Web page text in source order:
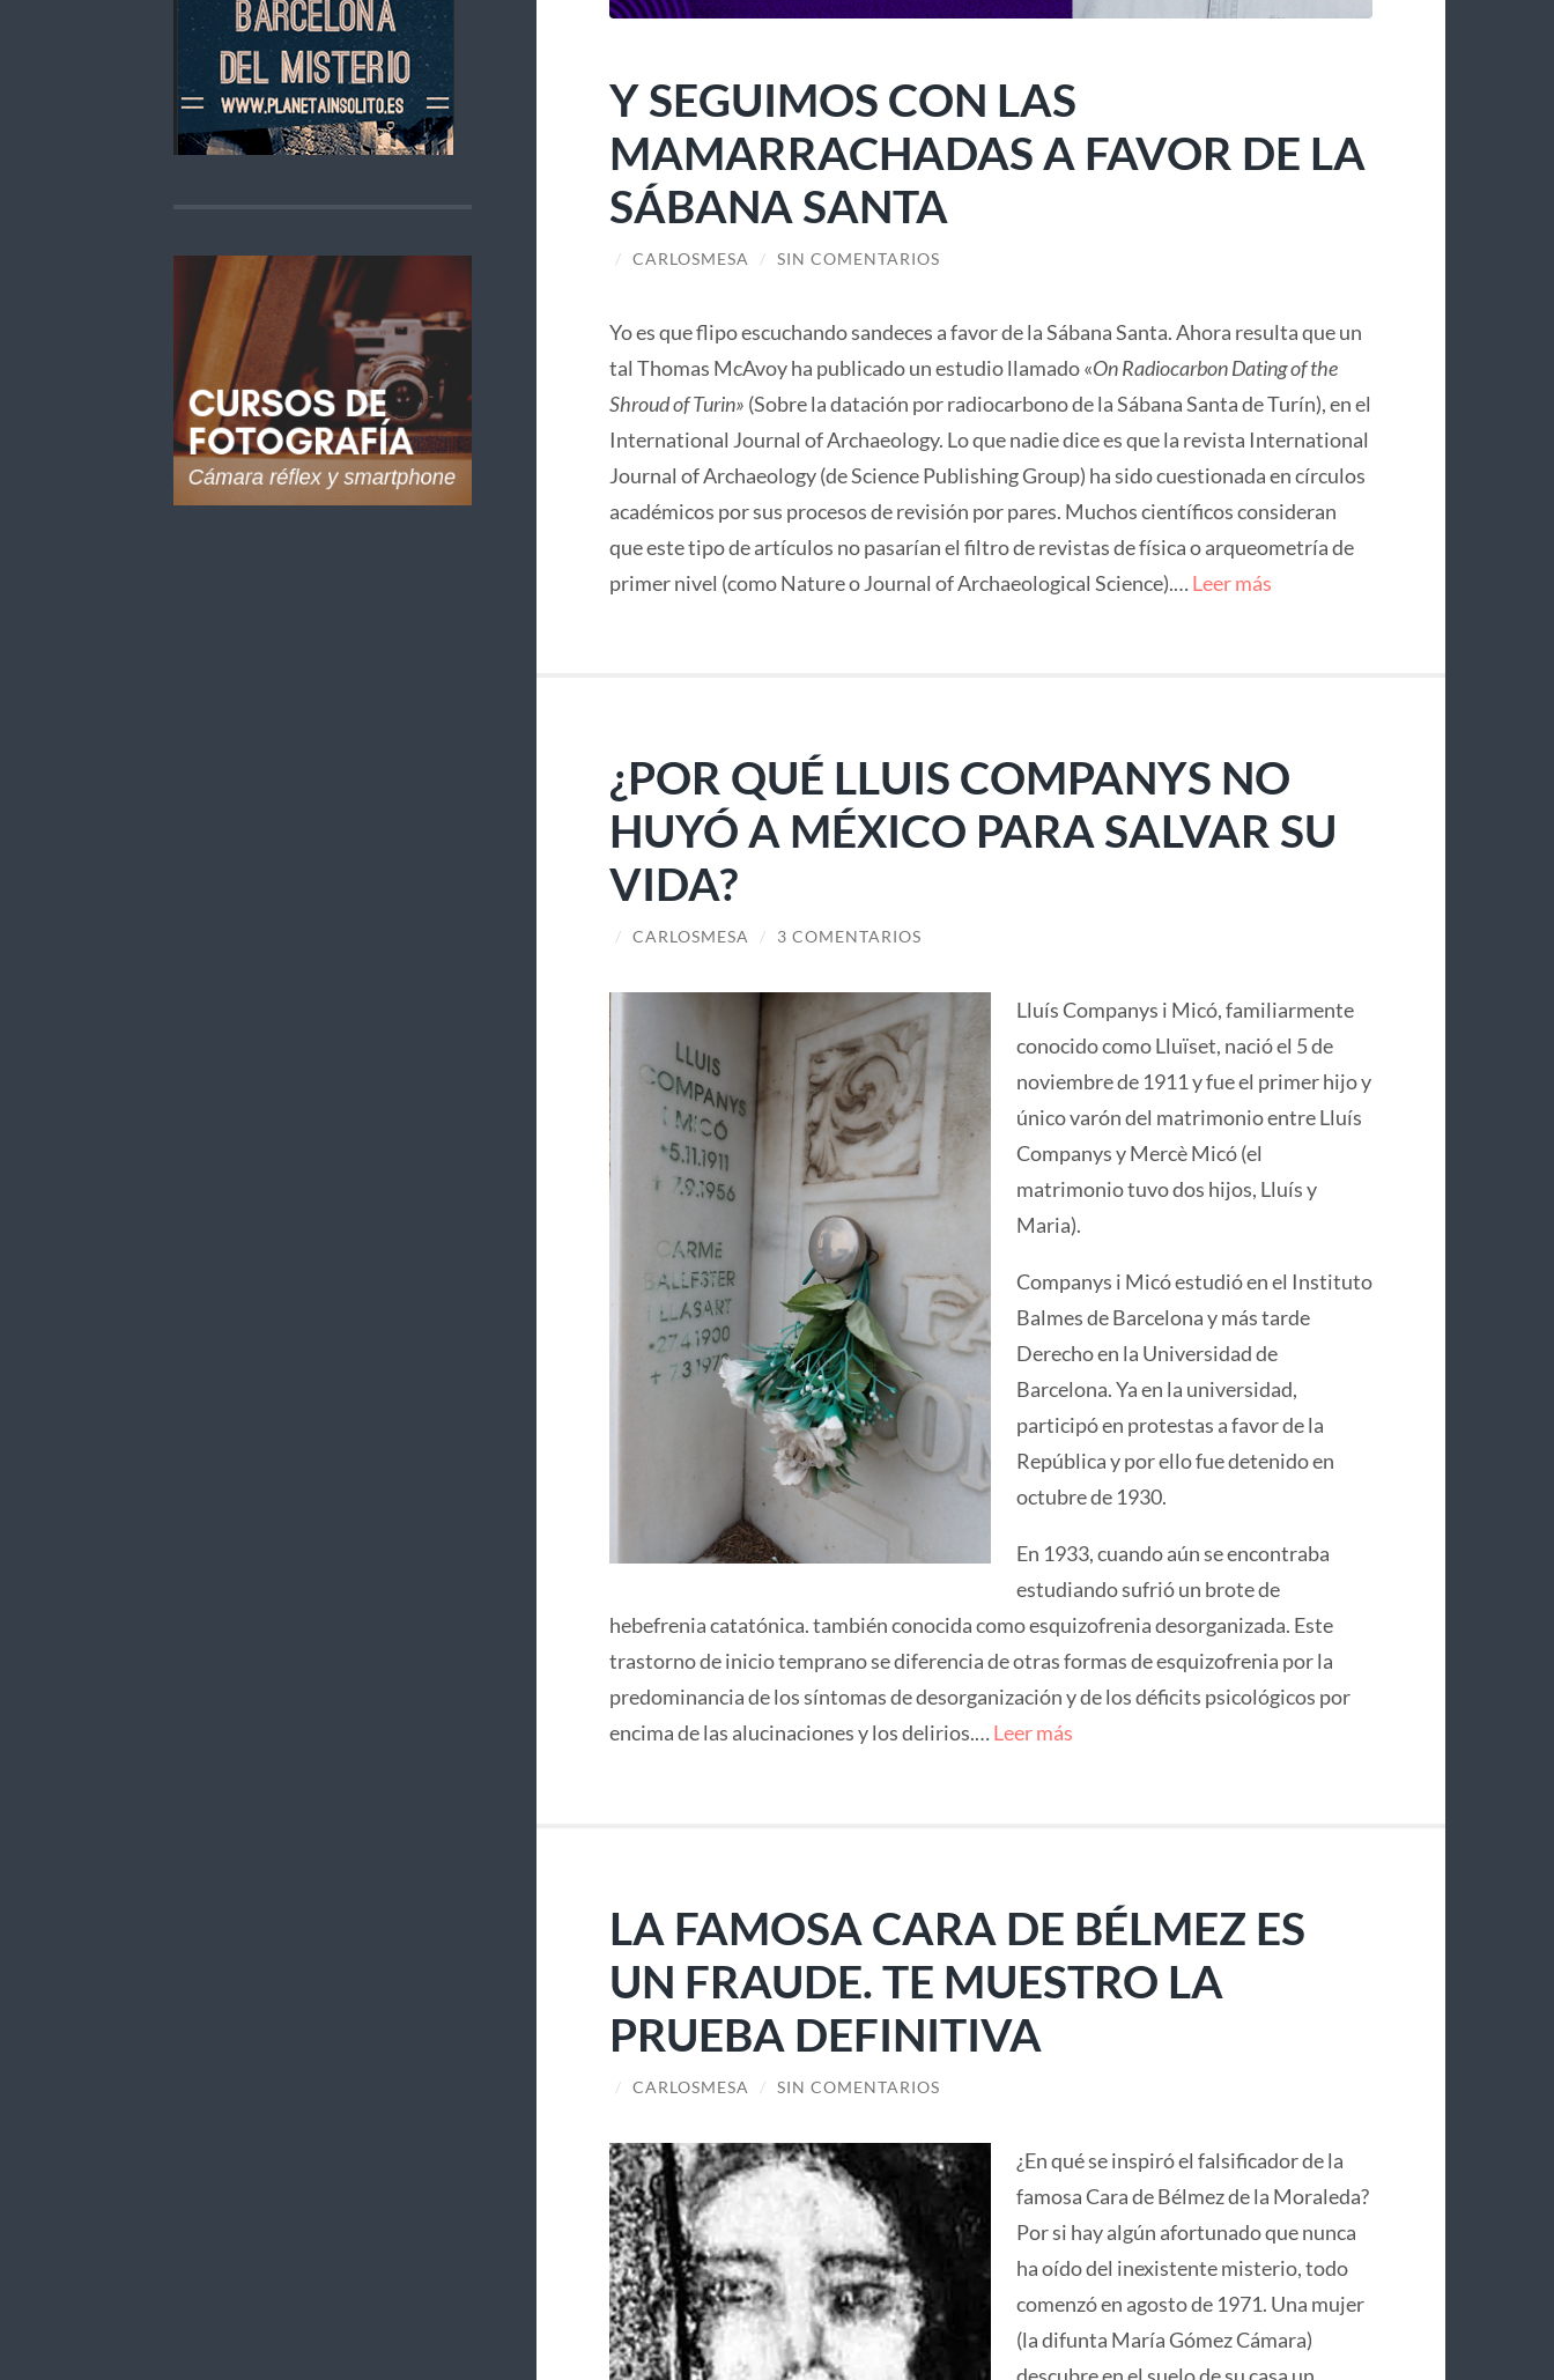
Y SEGUIMOS CON LAS
MAMARRACHADAS A FAVOR DE LA
SÁBANA SANTA
/ CARLOSMESA / SIN COMENTARIOS
Yo es que flipo escuchando sandeces a favor de la Sábana Santa. Ahora resulta que un
tal Thomas McAvoy ha publicado un estudio llamado «On Radiocarbon Dating of the
Shroud of Turin» (Sobre la datación por radiocarbono de la Sábana Santa de Turín), en el
International Journal of Archaeology. Lo que nadie dice es que la revista International
Journal of Archaeology (de Science Publishing Group) ha sido cuestionada en círculos
académicos por sus procesos de revisión por pares. Muchos científicos consideran
que este tipo de artículos no pasarían el filtro de revistas de física o arqueometría de
primer nivel (como Nature o Journal of Archaeological Science).…Leer más
¿POR QUÉ LLUIS COMPANYS NO
HUYÓ A MÉXICO PARA SALVAR SU
VIDA?
/ CARLOSMESA / 3 COMENTARIOS
Lluís Companys i Micó, familiarmente
conocido como Lluïset, nació el 5 de
noviembre de 1911 y fue el primer hijo y
único varón del matrimonio entre Lluís
Companys y Mercè Micó (el
matrimonio tuvo dos hijos, Lluís y
Maria).
Companys i Micó estudió en el Instituto
Balmes de Barcelona y más tarde
Derecho en la Universidad de
Barcelona. Ya en la universidad,
participó en protestas a favor de la
República y por ello fue detenido en
octubre de 1930.
En 1933, cuando aún se encontraba
estudiando sufrió un brote de
hebefrenia catatónica. también conocida como esquizofrenia desorganizada. Este
trastorno de inicio temprano se diferencia de otras formas de esquizofrenia por la
predominancia de los síntomas de desorganización y de los déficits psicológicos por
encima de las alucinaciones y los delirios.…Leer más
LA FAMOSA CARA DE BÉLMEZ ES
UN FRAUDE. TE MUESTRO LA
PRUEBA DEFINITIVA
/ CARLOSMESA / SIN COMENTARIOS
¿En qué se inspiró el falsificador de la
famosa Cara de Bélmez de la Moraleda?
Por si hay algún afortunado que nunca
ha oído del inexistente misterio, todo
comenzó en agosto de 1971. Una mujer
(la difunta María Gómez Cámara)